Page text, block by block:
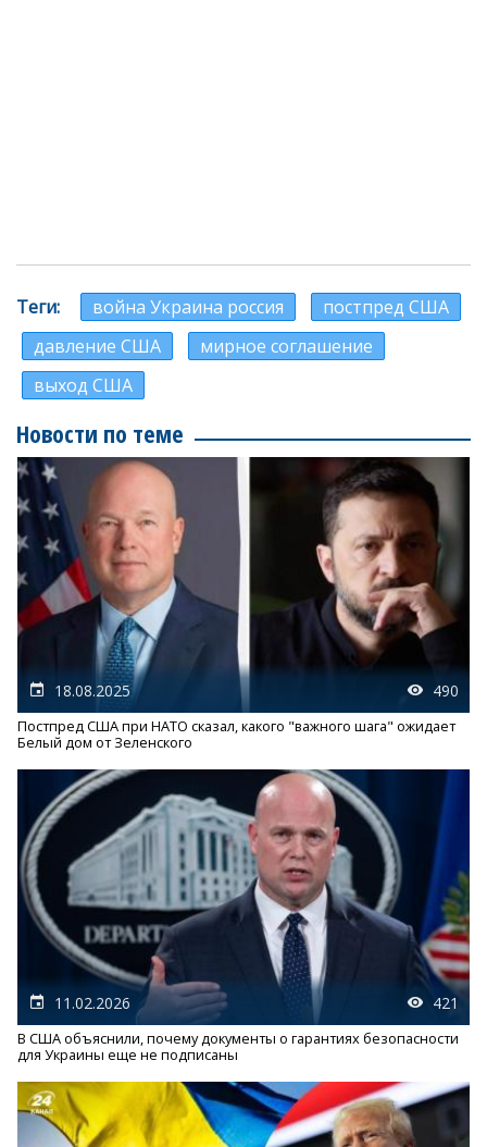
Теги война Украина россия
постпред США
давление США
мирное соглашение
выход США
Новости по теме
18.08.2025 490
Постпред США при НАТО сказал, какого "важного шага" ожидает
Белый дом от Зеленского
11.02.2026 421
В США объяснили, почему документы о гарантиях безопасности
для Украины еще не подписаны